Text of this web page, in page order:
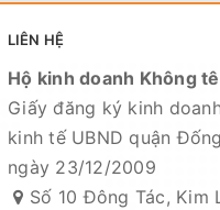
LIÊN HỆ
Hộ kinh doanh Không
Giấy đăng ký kinh
kinh tế UBND quận
ngày 23/12/2009
Số 10 Đông Tác, Kim